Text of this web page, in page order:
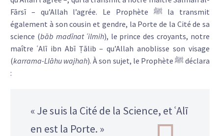
Fārsī – qu’Allah l’agrée. Le Prophète ﷺ la transmit
également à son cousin et gendre, la Porte de la Cité de sa
science (bāb madīnat ʿilmih), le prince des croyants, notre
maître ʿAlī ibn Abī Ṭālib – qu’Allah anoblisse son visage
(karrama-Llāhu wajhah). À son sujet, le Prophète ﷺ déclara
:
« Je suis la Cité de la Science, et ʿAlī
en est la Porte. »